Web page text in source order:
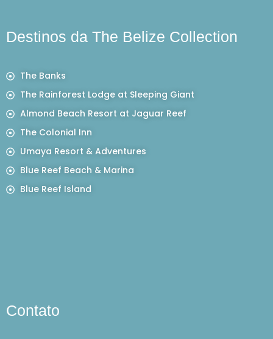
Destinos da The Belize Collection
The Banks
The Rainforest Lodge at Sleeping Giant
Almond Beach Resort at Jaguar Reef
The Colonial Inn
Umaya Resort & Adventures
Blue Reef Beach & Marina
Blue Reef Island
Contato